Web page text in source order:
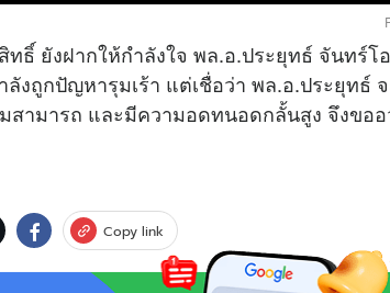
ธิ์ ยังฝากให้กำลังใจ พล.อ.ประยุทธ์ จันทร์โ
ลังถูกปัญหารุมเร้า แต่เชื่อว่า พล.อ.ประยุทธ์
สามารถ และมีความอดทนอดกลั้นสูง จึงขออ
Copy link